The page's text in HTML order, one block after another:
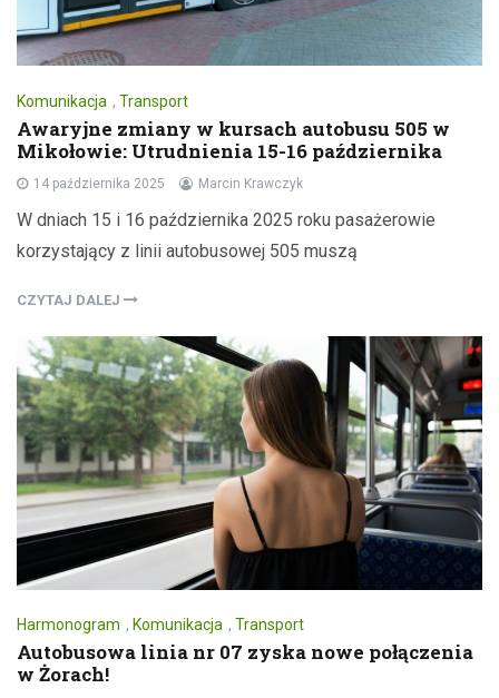
Komunikacja , Transport
Awaryjne zmiany w kursach autobusu 505 w
Mikołowie: Utrudnienia 15-16 października
14 października 2025 Marcin Krawczyk
W dniach 15 i 16 października 2025 roku pasażerowie
korzystający z linii autobusowej 505 muszą
CZYTAJ DALEJ
Harmonogram , Komunikacja , Transport
Autobusowa linia nr 07 zyska nowe połączenia
w Żorach!